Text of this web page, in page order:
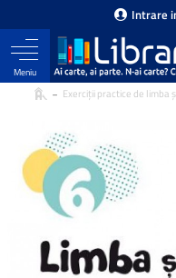
Intrare
Exerciţii practice de limba